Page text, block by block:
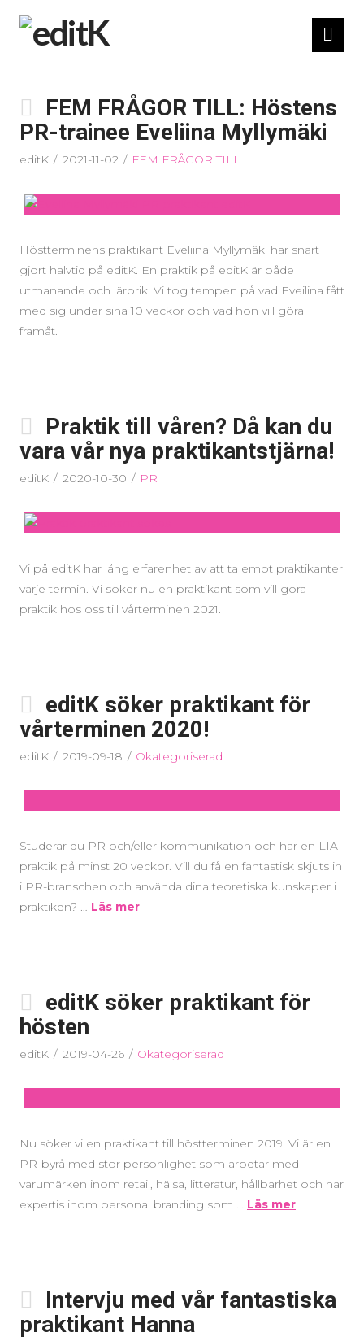
FEM FRÅGOR TILL: Höstens
PR-trainee Eveliina Myllymäki
editK 2021-11-02 FEM FRÅGOR TILL
Höstterminens praktikant Eveliina Myllymäki har snart
gjort halvtid på editK. En praktik på editK är både
utmanande och lärorik. Vi tog tempen på vad Eveilina fått
med sig under sina 10 veckor och vad hon vill göra
framåt.
Praktik till våren? Då kan du
vara vår nya praktikantstjärna!
editK 2020-10-30 PR
Vi på editK har lång erfarenhet av att ta emot praktikanter
varje termin. Vi söker nu en praktikant som vill göra
praktik hos oss till vårterminen 2021.
editK söker praktikant för
vårterminen 2020!
editK 2019-09-18 Okategoriserad
Studerar du PR och/eller kommunikation och har en LIA
praktik på minst 20 veckor. Vill du få en fantastisk skjuts in
i PR-branschen och använda dina teoretiska kunskaper i
praktiken? … Läs mer
editK söker praktikant för
hösten
editK 2019-04-26 Okategoriserad
Nu söker vi en praktikant till höstterminen 2019! Vi är en
PR-byrå med stor personlighet som arbetar med
varumärken inom retail, hälsa, litteratur, hållbarhet och har
expertis inom personal branding som … Läs mer
Intervju med vår fantastiska
praktikant Hanna